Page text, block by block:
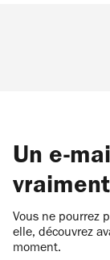
Un e-
vraiment
Vous ne pourrez
elle, découvrez
moment.